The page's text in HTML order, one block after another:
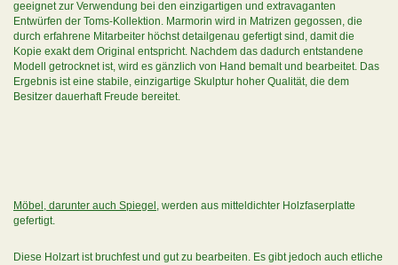
geeignet zur Verwendung bei den einzigartigen und extravaganten
Entwürfen der Toms-Kollektion. Marmorin wird in Matrizen gegossen, die
durch erfahrene Mitarbeiter höchst detailgenau gefertigt sind, damit die
Kopie exakt dem Original entspricht. Nachdem das dadurch entstandene
Modell getrocknet ist, wird es gänzlich von Hand bemalt und bearbeitet. Das
Ergebnis ist eine stabile, einzigartige Skulptur hoher Qualität, die dem
Besitzer dauerhaft Freude bereitet.
Möbel, darunter auch Spiegel , werden aus mitteldichter Holzfaserplatte
gefertigt.
Diese Holzart ist bruchfest und gut zu bearbeiten. Es gibt jedoch auch etliche